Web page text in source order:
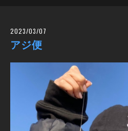
2023/03/07
アジ便